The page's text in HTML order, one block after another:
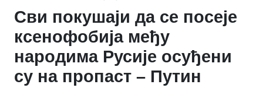
Сви покушаји да се посеје
ксенофобија међу
народима Русије осуђени
су на пропаст – Путин